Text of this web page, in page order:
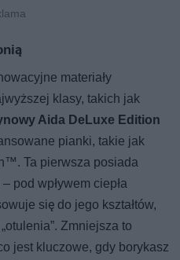
materiały
klasy, takich jak
Aida DeLuxe Edition
pianki, takie jak
Ta pierwsza posiada
pod wpływem ciepła
się do jego kształtów,
Zmniejsza to
jest kluczowe, gdy borykasz